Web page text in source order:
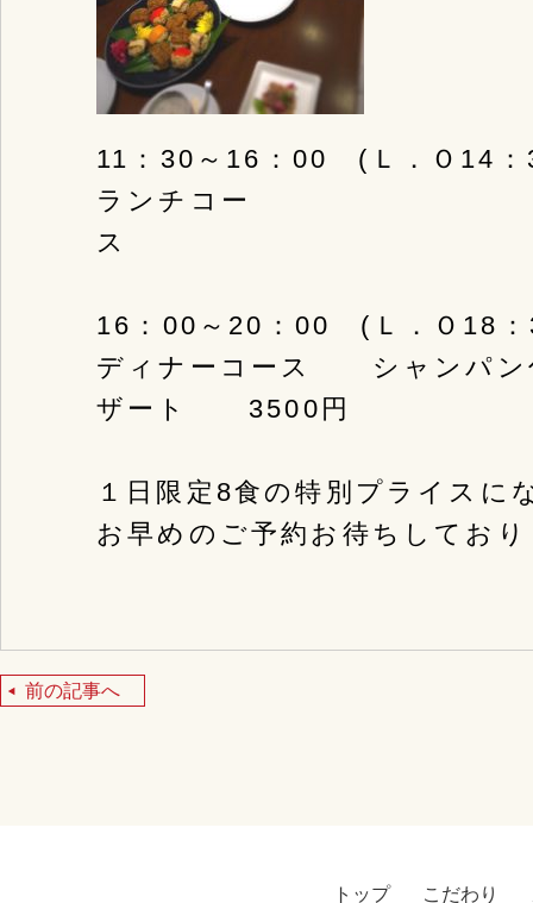
11：30～16：00 (Ｌ．Ｏ14
ランチコー
ス
16：00～20：00 (Ｌ．Ｏ18
ディナーコース シャンパン
ザート 3500円
１日限定8食の特別プライスに
お早めのご予約お待ちしてお
前の記事へ
トップ こだわり